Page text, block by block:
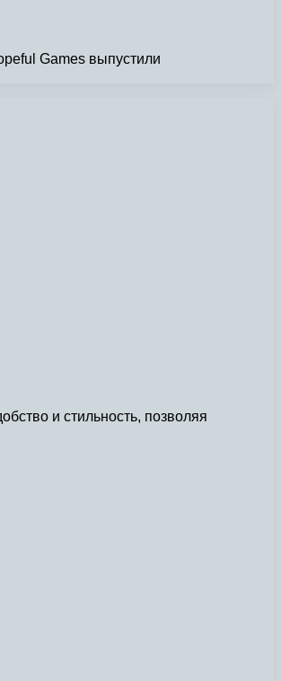
Games выпустили
и стильность, позволяя